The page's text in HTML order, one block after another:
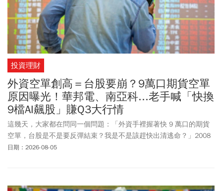
投資理財
外資空單創高＝台股要崩？9萬口期貨空單
原因曝光！華邦電、南亞科...老手喊「快換
9檔AI飆股」賺Q3大行情
這幾天，大家都在問同一個問題：「外資手裡握著快 9 萬口的期貨
空單，台股是不是要反彈結束？我是不是該趕快出清逃命？」2008
年金融海嘯、2020 年疫情股災，大家都曾經歷過，因此只要看到
日期：2026-08-05